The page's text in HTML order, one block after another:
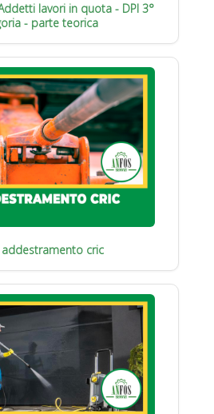
lavori in quota - DPI 3°
- parte teorica
cric